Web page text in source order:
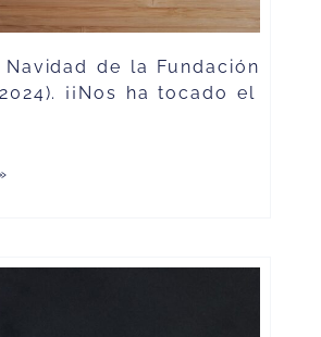
de la Fundación
¡¡Nos ha tocado el